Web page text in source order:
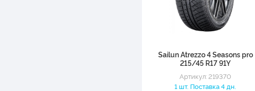
Sailun Atrezzo 4 Seasons pro
215/45 R17 91Y
Артикул: 219370
1 шт. Поставка 4 дн.